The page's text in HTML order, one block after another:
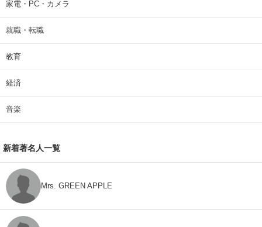
家電・PC・カメラ
就職・転職
教育
経済
音楽
新着著名人一覧
Mrs. GREEN APPLE